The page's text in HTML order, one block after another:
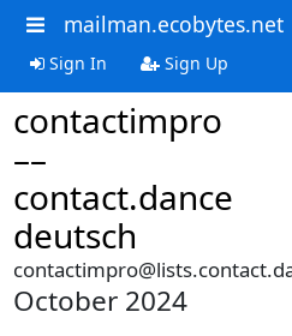
mailman.ecobytes.net
Sign In Sign Up
contactimpro
––
contact.dance
deutsch
October 2024